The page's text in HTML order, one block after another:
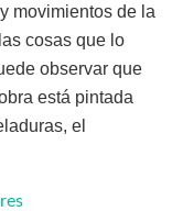
movimientos de la
cosas que lo
observar que
está pintada
el